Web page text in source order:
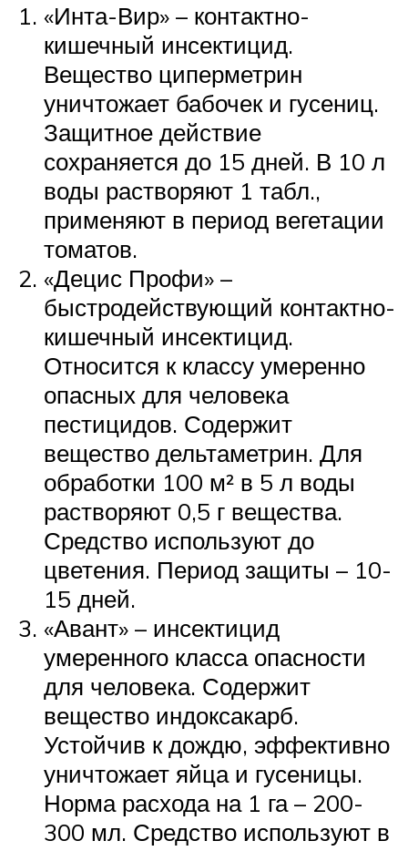
«Инта-Вир» – контактно-
кишечный инсектицид.
Вещество циперметрин
уничтожает бабочек и гусениц.
Защитное действие
сохраняется до 15 дней. В 10 л
воды растворяют 1 табл.,
применяют в период вегетации
томатов.
«Децис Профи» –
быстродействующий контактно-
кишечный инсектицид.
Относится к классу умеренно
опасных для человека
пестицидов. Содержит
вещество дельтаметрин. Для
обработки 100 м² в 5 л воды
растворяют 0,5 г вещества.
Средство используют до
цветения. Период защиты – 10-
15 дней.
«Авант» – инсектицид
умеренного класса опасности
для человека. Содержит
вещество индоксакарб.
Устойчив к дождю, эффективно
уничтожает яйца и гусеницы.
Норма расхода на 1 га – 200-
300 мл. Средство используют в